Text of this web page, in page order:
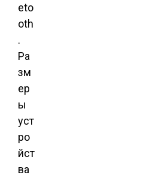
eto
oth
.
Ра
зм
ер
ы
уст
ро
йст
ва